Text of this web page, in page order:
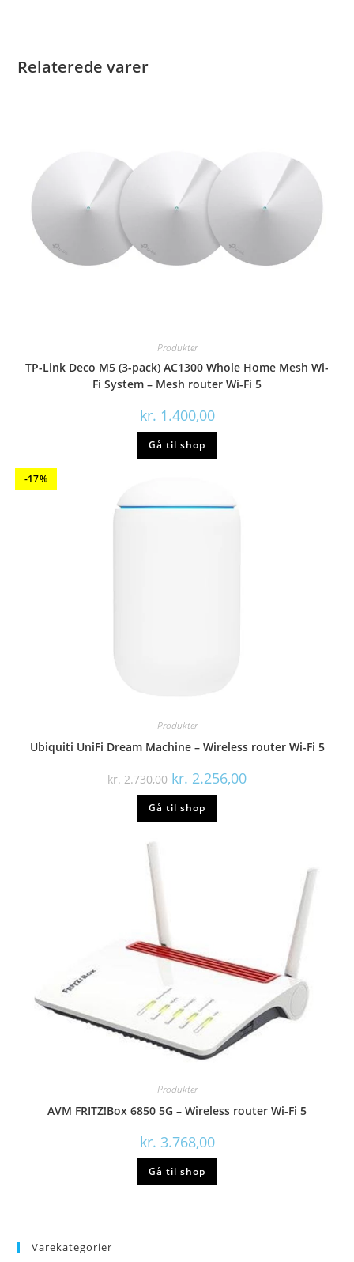
Relaterede varer
Produkter
TP-Link Deco M5 (3-pack) AC1300 Whole Home Mesh Wi-
Fi System – Mesh router Wi-Fi 5
kr. 1.400,00
Gå til shop
-17%
Produkter
Ubiquiti UniFi Dream Machine – Wireless router Wi-Fi 5
kr.2.730,00 Den
oprindelige
pris
var:
kr. 2.730,00.
kr. 2.256,00Den
Gå til shop
Produkter
AVM FRITZ!Box 6850 5G – Wireless router Wi-Fi 5
kr. 3.768,00
Gå til shop
Varekategorier